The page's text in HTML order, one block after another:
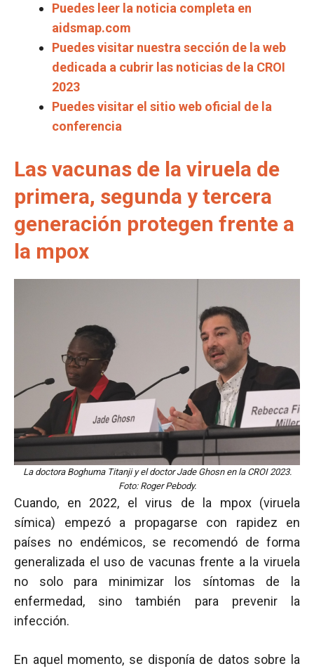
Puedes leer la noticia completa en
aidsmap.com
Puedes visitar nuestra sección de la web
dedicada a cubrir las noticias de la CROI
2023
Puedes visitar el sitio web oficial de la
conferencia
Las vacunas de la viruela de
primera, segunda y tercera
generación protegen frente a
la mpox
La doctora Boghuma Titanji y el doctor Jade Ghosn en la CROI 2023.
Foto: Roger Pebody.
Cuando, en 2022, el virus de la mpox (viruela
símica) empezó a propagarse con rapidez en
países no endémicos, se recomendó de forma
generalizada el uso de vacunas frente a la viruela
no solo para minimizar los síntomas de la
enfermedad, sino también para prevenir la
infección.
En aquel momento, se disponía de datos sobre la